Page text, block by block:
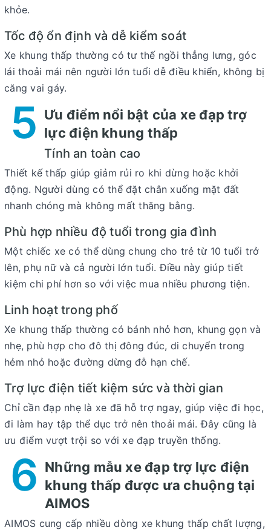
khỏe.
Tốc độ ổn định và dễ kiểm soát
Xe khung thấp thường có tư thế ngồi thẳng lưng, góc
lái thoải mái nên người lớn tuổi dễ điều khiển, không bị
căng vai gáy.
5 Ưu điểm nổi bật của xe đạp trợ
lực điện khung thấp
Tính an toàn cao
Thiết kế thấp giúp giảm rủi ro khi dừng hoặc khởi
động. Người dùng có thể đặt chân xuống mặt đất
nhanh chóng mà không mất thăng bằng.
Phù hợp nhiều độ tuổi trong gia đình
Một chiếc xe có thể dùng chung cho trẻ từ 10 tuổi trở
lên, phụ nữ và cả người lớn tuổi. Điều này giúp tiết
kiệm chi phí hơn so với việc mua nhiều phương tiện.
Linh hoạt trong phố
Xe khung thấp thường có bánh nhỏ hơn, khung gọn và
nhẹ, phù hợp cho đô thị đông đúc, di chuyển trong
hẻm nhỏ hoặc đường dừng đỗ hạn chế.
Trợ lực điện tiết kiệm sức và thời gian
Chỉ cần đạp nhẹ là xe đã hỗ trợ ngay, giúp việc đi học,
đi làm hay tập thể dục trở nên thoải mái. Đây cũng là
ưu điểm vượt trội so với xe đạp truyền thống.
6 Những mẫu xe đạp trợ lực điện
khung thấp được ưa chuộng tại
AIMOS
AIMOS cung cấp nhiều dòng xe khung thấp chất lượng,